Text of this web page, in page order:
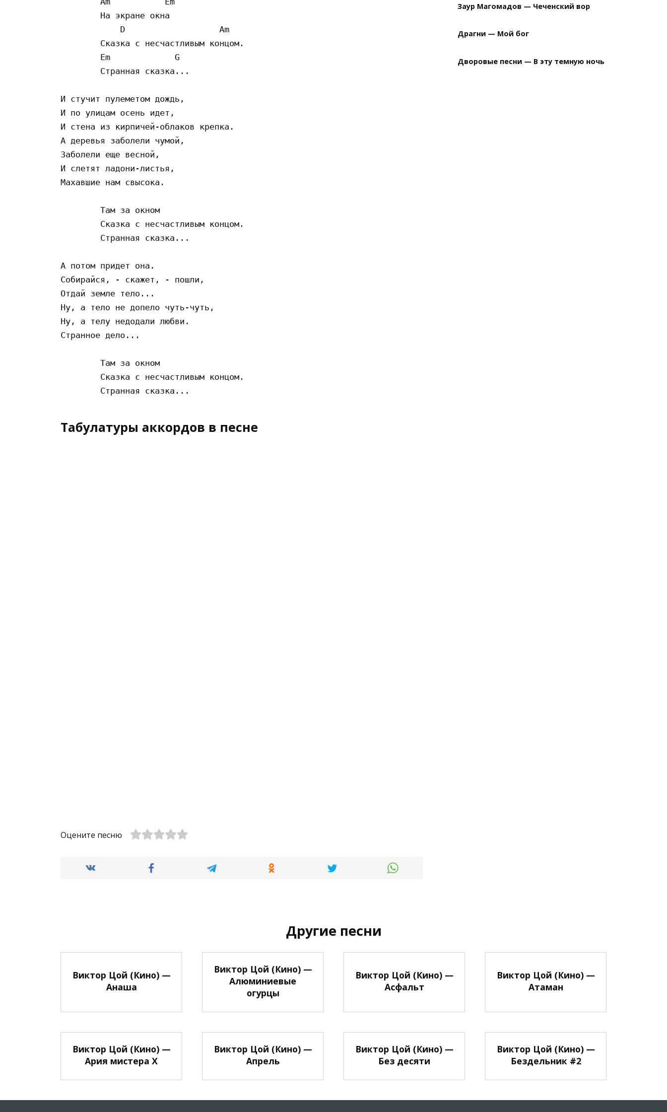
        На экране окна
            D                   Am
        Сказка с несчастливым концом.
        Em             G
        Странная сказка...
И стучит пулеметом дождь,
И по улицам осень идет,
И стена из кирпичей-облаков крепка.
А деревья заболели чумой,
Заболели еще весной,
И слетят ладони-листья,
Махавшие нам свысока.
        Там за окном
        Сказка с несчастливым концом.
        Странная сказка...
А потом придет она.
Собирайся, - скажет, - пошли,
Отдай земле тело...
Ну, а тело не допело чуть-чуть,
Ну, а телу недодали любви.
Странное дело...
        Там за окном
        Сказка с несчастливым концом.
Табулатуры аккордов в песне
Оцените песню
Заур Магомадов — Чеченский вор
Драгни — Мой бог
Дворовые песни — В эту темную ночь
Другие песни
Виктор Цой (Кино) —
Анаша
Виктор Цой (Кино) —
Алюминиевые
огурцы
Виктор Цой (Кино) —
Асфальт
Виктор Цой (Кино) —
Атаман
Виктор Цой (Кино) —
Ария мистера Х
Виктор Цой (Кино) —
Апрель
Виктор Цой (Кино) —
Без десяти
Виктор Цой (Кино) —
Бездельник #2